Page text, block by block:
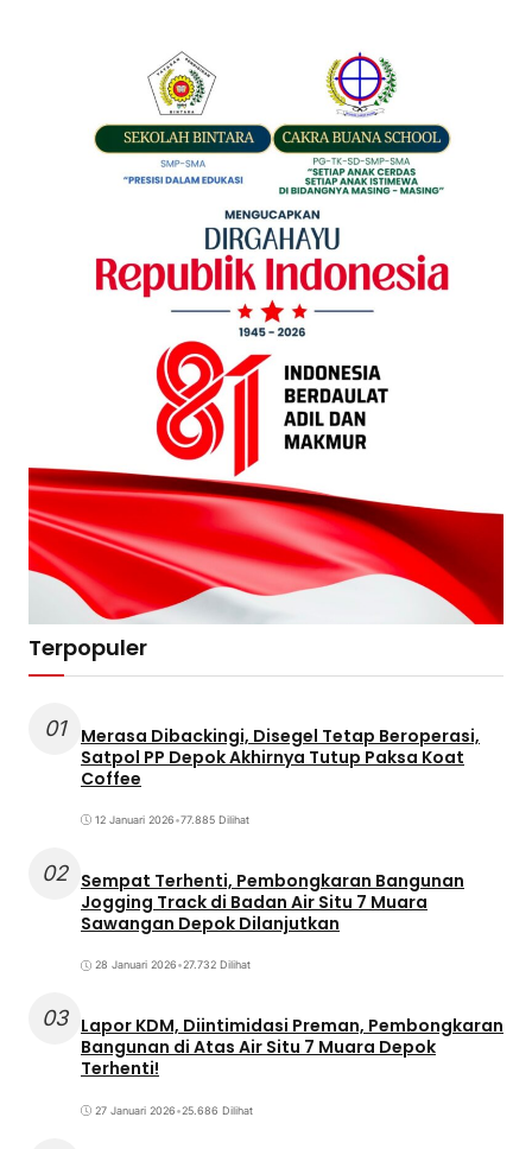
Terpopuler
01
Merasa Dibackingi, Disegel Tetap Beroperasi,
Satpol PP Depok Akhirnya Tutup Paksa Koat
Coffee
12 Januari 2026•77.885 Dilihat
02 Sempat Terhenti, Pembongkaran Bangunan
Jogging Track di Badan Air Situ 7 Muara
Sawangan Depok Dilanjutkan
28 Januari 2026•27.732 Dilihat
03 Lapor KDM, Diintimidasi Preman, Pembongkaran
Bangunan di Atas Air Situ 7 Muara Depok
Terhenti!
27 Januari 2026•25.686 Dilihat